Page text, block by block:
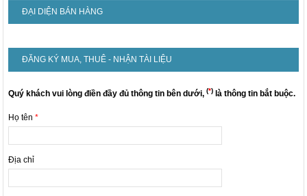
ĐẠI DIỆN BÁN HÀNG
ĐĂNG KÝ MUA, THUÊ - NHẬN TÀI LIỆU
Quý khách vui lòng điền đầy đủ thông tin bên dưới,(*) là thông tin bắt buộc.
Họ tên*
Địa chỉ